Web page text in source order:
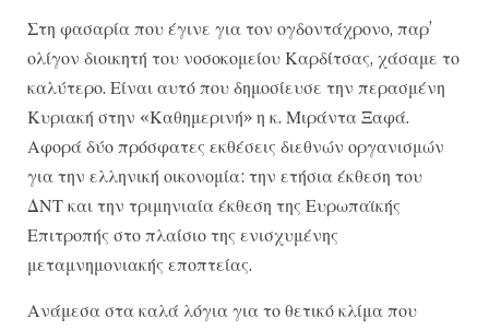
Στη φασαρία που έγινε για τον ογδοντάχρονο, παρ’
ολίγον διοικητή του νοσοκομείου Καρδίτσας, χάσαμε το
καλύτερο. Είναι αυτό που δημοσίευσε την περασμένη
Κυριακή στην «Καθημερινή» η κ. Μιράντα Ξαφά.
Αφορά δύο πρόσφατες εκθέσεις διεθνών οργανισμών
για την ελληνική οικονομία: την ετήσια έκθεση του
ΔΝΤ και την τριμηνιαία έκθεση της Ευρωπαϊκής
Επιτροπής στο πλαίσιο της ενισχυμένης
μεταμνημονιακής εποπτείας.
Ανάμεσα στα καλά λόγια για το θετικό κλίμα που